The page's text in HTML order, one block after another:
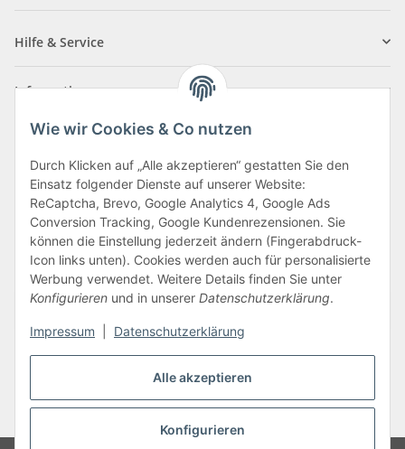
Alle akzeptieren
Konfigurieren
Wie wir Cookies & Co nutzen
Durch Klicken auf „Alle akzeptieren“ gestatten Sie den
Einsatz folgender Dienste auf unserer Website:
ReCaptcha, Brevo, Google Analytics 4, Google Ads
Conversion Tracking, Google Kundenrezensionen. Sie
können die Einstellung jederzeit ändern (Fingerabdruck-
Icon links unten). Cookies werden auch für personalisierte
Werbung verwendet. Weitere Details finden Sie unter
Konfigurieren und in unserer Datenschutzerklärung.
Impressum Datenschutzerklärung
Hilfe & Service
Informationen
Zahlungsarten
Vertrag widerrufen
* Alle Preise inkl. gesetzlicher USt., zzgl.